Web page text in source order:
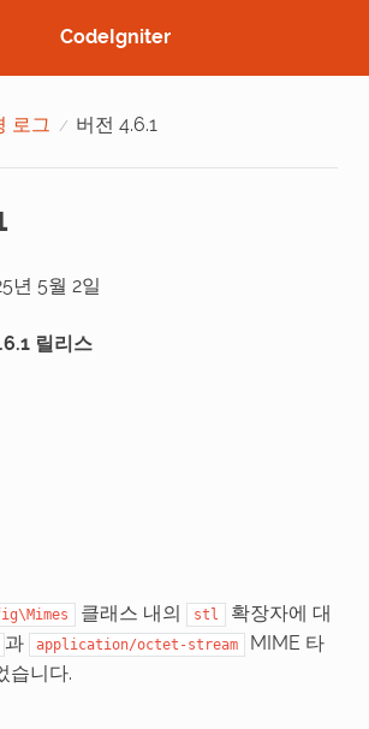
CodeIgniter
로그 버전 4.6.1
년 5월 2일
릴리스
클래스 내의 stl
확장자에 대
과 application/octet-stream
MIME 타
습니다.